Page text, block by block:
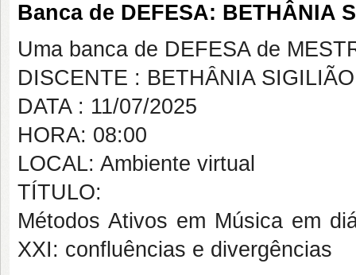
Banca de DEFESA: BETHÂNIA
Uma banca de DEFESA de
DISCENTE : BETHÂNIA
DATA : 11/07/2025
HORA: 08:00
LOCAL: Ambiente virtual
TÍTULO:
Métodos Ativos em Música em
XXI: confluências e divergências